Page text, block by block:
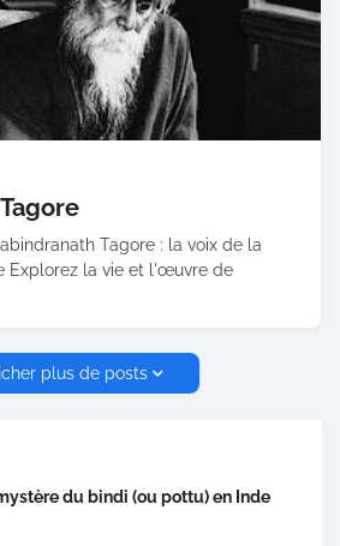
Tagore : la voix de la
Explorez la vie et l'œuvre de
plus de posts
du bindi (ou pottu) en Inde